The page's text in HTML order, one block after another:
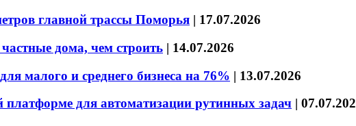
главной трассы Поморья | 17.07.2026
дома, чем строить | 14.07.2026
малого и среднего бизнеса на 76% | 13.07.2026
для автоматизации рутинных задач |